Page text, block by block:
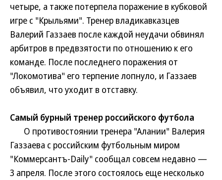
четыре, а также потерпела поражение в кубковой
игре с "Крыльями". Тренер владикавказцев
Валерий Газзаев после каждой неудачи обвинял
арбитров в предвзятости по отношению к его
команде. После последнего поражения от
"Локомотива" его терпение лопнуло, и Газзаев
объявил, что уходит в отставку.
Самый бурный тренер российского футбола
О противостоянии тренера "Алании" Валерия
Газзаева с российским футбольным миром
"Коммерсантъ-Daily" сообщал совсем недавно —
3 апреля. После этого состоялось еще несколько